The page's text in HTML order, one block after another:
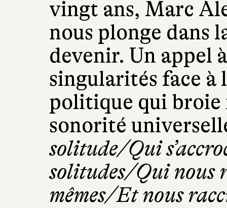
vingt ans, Marc
nous plonge dans
devenir. Un appel
singularités face à
politique qui broie
sonorité
solitude/Qui
solitudes/Qui nous
mêmes/Et nous